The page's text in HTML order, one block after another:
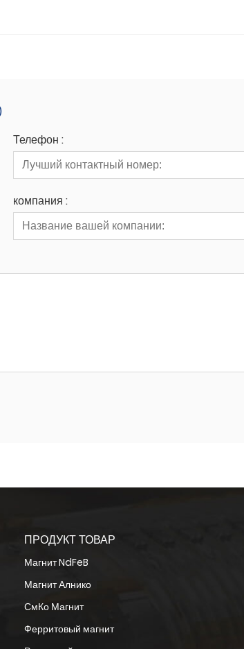
Телефон :
компания :
ПРОДУКТ ТОВАР
Магнит NdFeB
Магнит Алнико
СмКо Магнит
Ферритовый магнит